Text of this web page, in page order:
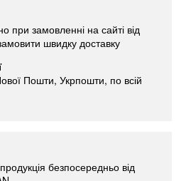
при замовленні на сайті від
швидку доставку
Пошти, Укрпошти, по всій
безпосередньо від